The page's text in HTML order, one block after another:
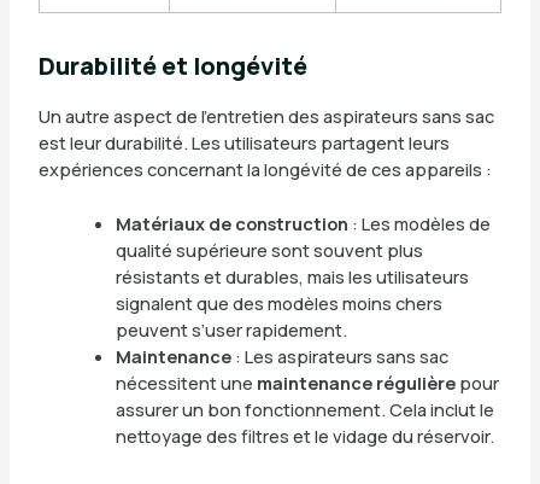
Durabilité et longévité
Un autre aspect de l’entretien des aspirateurs sans sac
est leur durabilité. Les utilisateurs partagent leurs
expériences concernant la longévité de ces appareils :
Matériaux de construction : Les modèles de
qualité supérieure sont souvent plus
résistants et durables, mais les utilisateurs
signalent que des modèles moins chers
peuvent s’user rapidement.
Maintenance: Les aspirateurs sans sac
nécessitent une maintenance régulièrepour
assurer un bon fonctionnement. Cela inclut le
nettoyage des filtres et le vidage du réservoir.